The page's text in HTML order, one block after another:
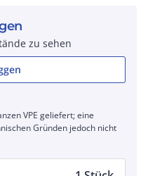
zu sehen
VPE geliefert; eine
Gründen jedoch nicht